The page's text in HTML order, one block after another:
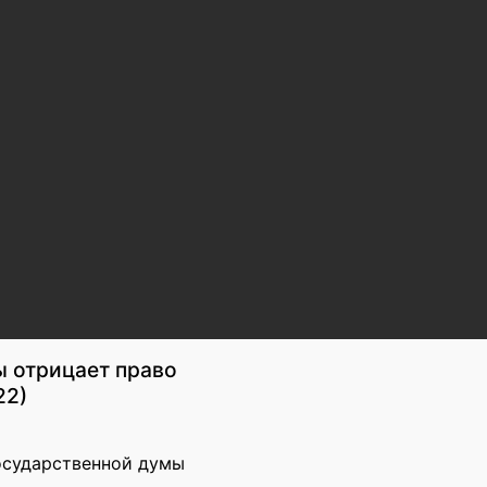
отрицает право
думы